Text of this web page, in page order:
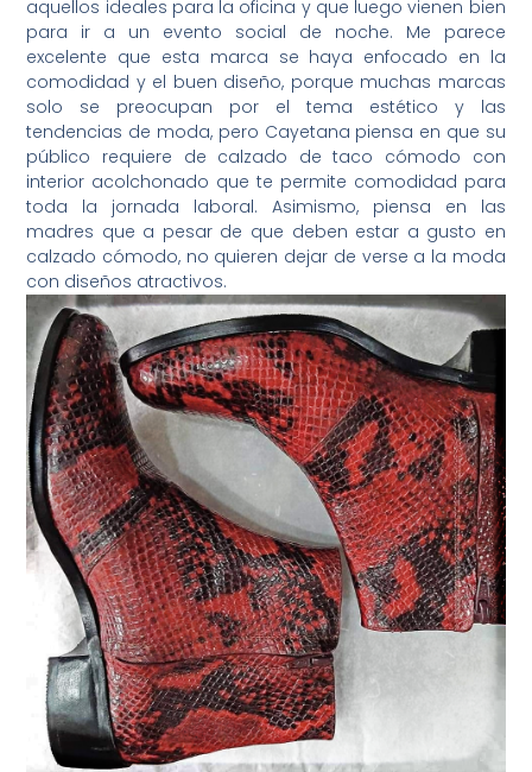
aquellos ideales para la oficina y que luego vienen bien
para ir a un evento social de noche. Me parece
excelente que esta marca se haya enfocado en la
comodidad y el buen diseño, porque muchas marcas
solo se preocupan por el tema estético y las
tendencias de moda, pero Cayetana piensa en que su
público requiere de calzado de taco cómodo con
interior acolchonado que te permite comodidad para
toda la jornada laboral. Asimismo, piensa en las
madres que a pesar de que deben estar a gusto en
calzado cómodo, no quieren dejar de verse a la moda
con diseños atractivos.